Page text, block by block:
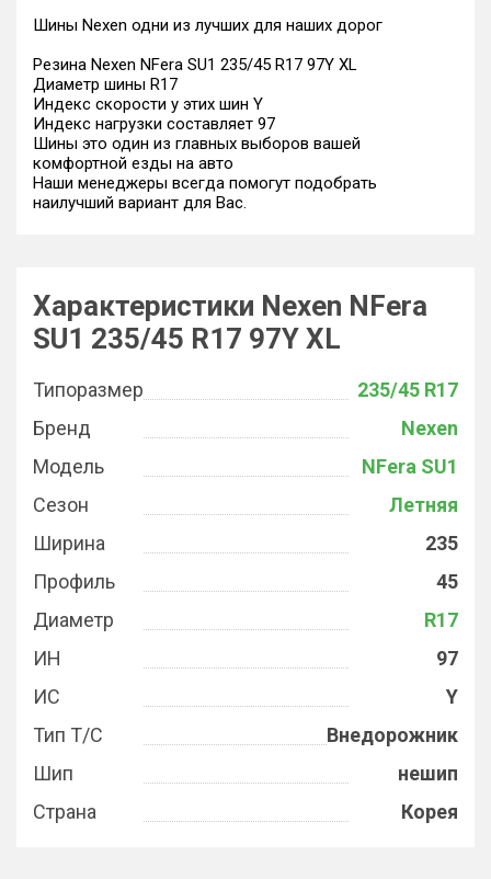
Шины Nexen одни из лучших для наших дорог
Резина Nexen NFera SU1 235/45 R17 97Y XL
Диаметр шины R17
Индекс скорости у этих шин Y
Индекс нагрузки составляет 97
Шины это один из главных выборов вашей
комфортной езды на авто
Наши менеджеры всегда помогут подобрать
наилучший вариант для Вас.
Характеристики Nexen NFera
SU1 235/45 R17 97Y XL
Типоразмер
235/45 R17
Бренд
Nexen
Модель
NFera SU1
Сезон
Летняя
Ширина
235
Профиль
45
Диаметр
R17
ИН
97
ИС
Y
Тип Т/С
Внедорожник
Шип
нешип
Страна
Корея